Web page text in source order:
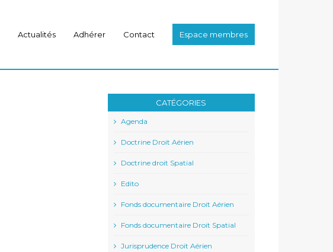
Actualités Adhérer Contact Espace membres
CATÉGORIES
Agenda
Doctrine Droit Aérien
Doctrine droit Spatial
Edito
Fonds documentaire Droit Aérien
Fonds documentaire Droit Spatial
Jurisprudence Droit Aérien